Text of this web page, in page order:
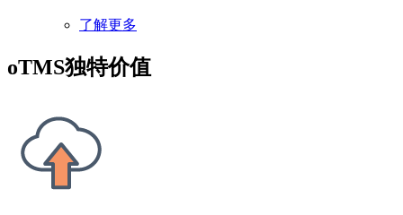
了解更多
oTMS独特价值